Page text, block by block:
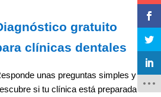
gratuito
clínicas dentales
unas preguntas simples y
si tu clínica está preparada